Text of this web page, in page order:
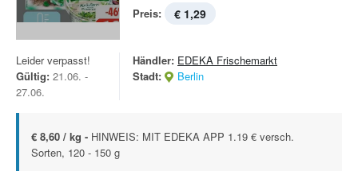
Preis: € 1,29
Leider verpasst!
Gültig: 21.06. -
27.06.
Händler: EDEKA Frischemarkt
Stadt:
Berlin
€ 8,60 / kg - HINWEIS: MIT EDEKA APP 1.19 € versch.
Sorten, 120 - 150 g